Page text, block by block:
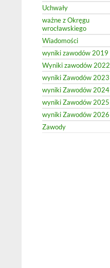
Uchwały
ważne z Okręgu
wrocławskiego
Wiadomości
wyniki zawodów 2019
Wyniki zawodów 2022
wyniki Zawodów 2023
wyniki Zawodów 2024
wyniki Zawodów 2025
wyniki Zawodów 2026
Zawody